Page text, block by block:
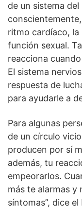
de un sistema
ritmo cardíaco, la
función sexual.
reacciona
El sistema
respuesta de
para ayudarle a
Para algunas
de un círculo
producen por sí
además, tu
empeorarlos.
más te alarmas y
síntomas”, dice el